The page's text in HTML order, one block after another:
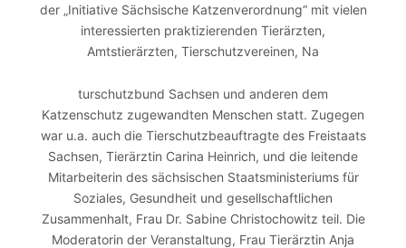
der „Initiative Sächsische Katzenverordnung“ mit vielen
interessierten praktizierenden Tierärzten,
Amtstierärzten, Tierschutzvereinen, Na
turschutzbund Sachsen und anderen dem
Katzenschutz zugewandten Menschen statt. Zugegen
war u.a. auch die Tierschutzbeauftragte des Freistaats
Sachsen, Tierärztin Carina Heinrich, und die leitende
Mitarbeiterin des sächsischen Staatsministeriums für
Soziales, Gesundheit und gesellschaftlichen
Zusammenhalt, Frau Dr. Sabine Christochowitz teil. Die
Moderatorin der Veranstaltung, Frau Tierärztin Anja